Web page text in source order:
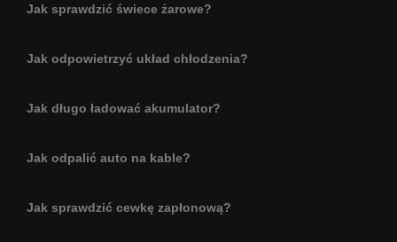
Jak sprawdzić świece żarowe?
Jak odpowietrzyć układ chłodzenia?
Jak długo ładować akumulator?
Jak odpalić auto na kable?
Jak sprawdzić cewkę zapłonową?